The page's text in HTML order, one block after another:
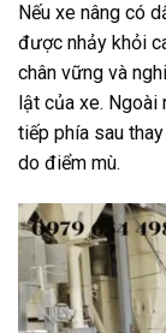
Nếu xe nâng có
được nhảy khỏi
chân vững và
lật của xe.
tiếp phía sau
do điểm mù.